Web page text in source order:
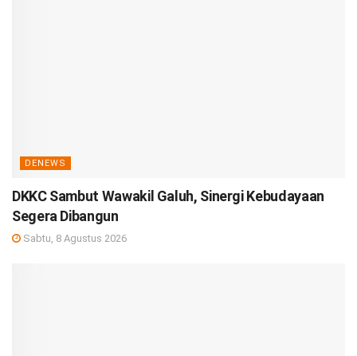
DENEWS
DKKC Sambut Wawakil Galuh, Sinergi Kebudayaan
Segera Dibangun
Sabtu, 8 Agustus 2026